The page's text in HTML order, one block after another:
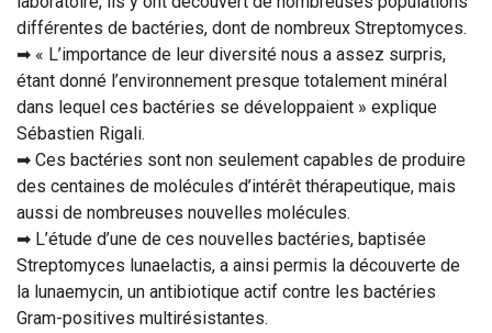
différentes de bactéries, dont de nombreux Streptomyces.
➡ « L’importance de leur diversité nous a assez surpris,
étant donné l’environnement presque totalement minéral
dans lequel ces bactéries se développaient » explique
Sébastien Rigali.
➡ Ces bactéries sont non seulement capables de produire
des centaines de molécules d’intérêt thérapeutique, mais
aussi de nombreuses nouvelles molécules.
➡ L’étude d’une de ces nouvelles bactéries, baptisée
Streptomyces lunaelactis, a ainsi permis la découverte de
la lunaemycin, un antibiotique actif contre les bactéries
Gram-positives multirésistantes.